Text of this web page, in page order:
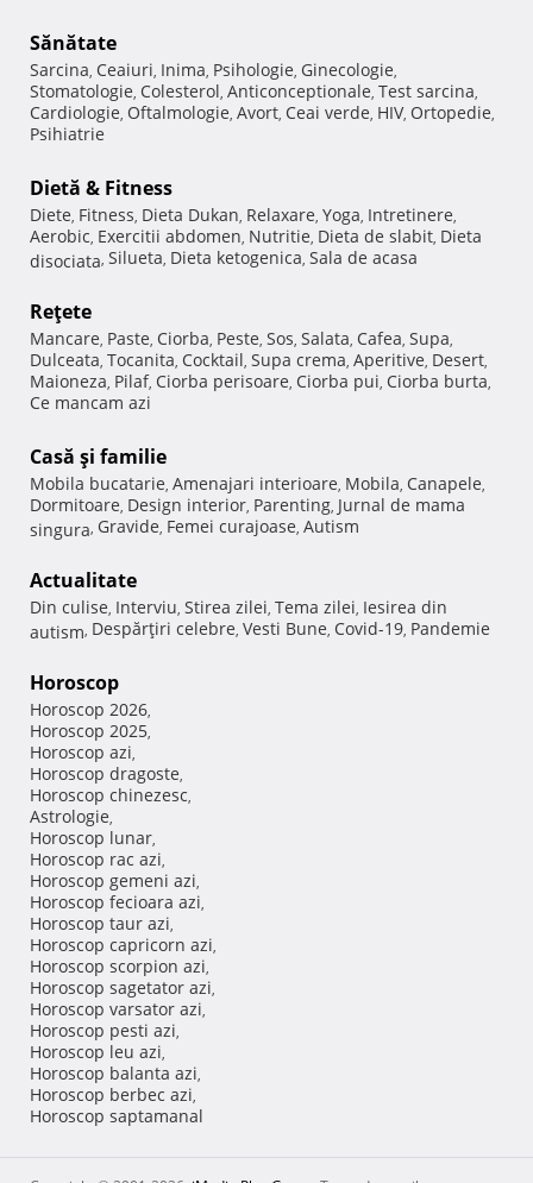
Sănătate
Sarcina, Ceaiuri, Inima, Psihologie, Ginecologie,
Stomatologie, Colesterol, Anticonceptionale, Test sarcina,
Cardiologie, Oftalmologie, Avort, Ceai verde, HIV, Ortopedie,
Psihiatrie
Dietă & Fitness
Diete, Fitness, Dieta Dukan, Relaxare, Yoga, Intretinere,
Aerobic, Exercitii abdomen, Nutritie, Dieta de slabit, Dieta
disociata, Silueta, Dieta ketogenica, Sala de acasa
Reţete
Mancare, Paste, Ciorba, Peste, Sos, Salata, Cafea, Supa,
Dulceata, Tocanita, Cocktail, Supa crema, Aperitive, Desert,
Maioneza, Pilaf, Ciorba perisoare, Ciorba pui, Ciorba burta,
Ce mancam azi
Casă şi familie
Mobila bucatarie, Amenajari interioare, Mobila, Canapele,
Dormitoare, Design interior, Parenting, Jurnal de mama
singura, Gravide, Femei curajoase, Autism
Actualitate
Din culise, Interviu, Stirea zilei, Tema zilei, Iesirea din
autism, Despărţiri celebre, Vesti Bune, Covid-19, Pandemie
Horoscop
Horoscop 2026,
Horoscop 2025,
Horoscop azi,
Horoscop dragoste,
Horoscop chinezesc,
Astrologie,
Horoscop lunar,
Horoscop rac azi,
Horoscop gemeni azi,
Horoscop fecioara azi,
Horoscop taur azi,
Horoscop capricorn azi,
Horoscop scorpion azi,
Horoscop sagetator azi,
Horoscop varsator azi,
Horoscop pesti azi,
Horoscop leu azi,
Horoscop balanta azi,
Horoscop berbec azi,
Horoscop saptamanal